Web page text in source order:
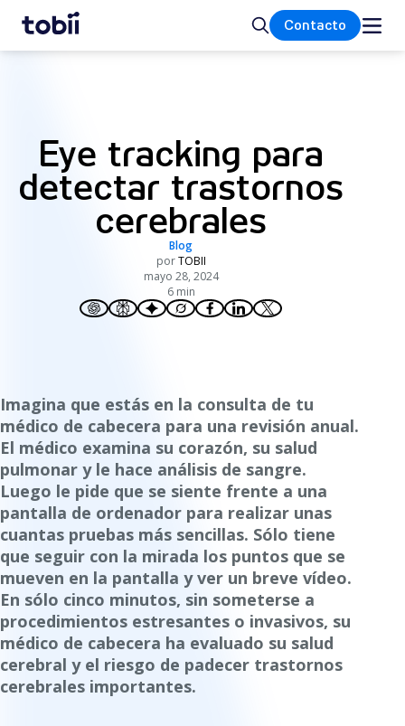
Inicio BuscarContacto
Eye tracking para
detectar trastornos
cerebrales
Blog
por TOBII
mayo 28, 2024
6 min
Imagina que estás en la consulta de tu
médico de cabecera para una revisión anual.
El médico examina su corazón, su salud
pulmonar y le hace análisis de sangre.
Luego le pide que se siente frente a una
pantalla de ordenador para realizar unas
cuantas pruebas más sencillas. Sólo tiene
que seguir con la mirada los puntos que se
mueven en la pantalla y ver un breve vídeo.
En sólo cinco minutos, sin someterse a
procedimientos estresantes o invasivos, su
médico de cabecera ha evaluado su salud
cerebral y el riesgo de padecer trastornos
cerebrales importantes.